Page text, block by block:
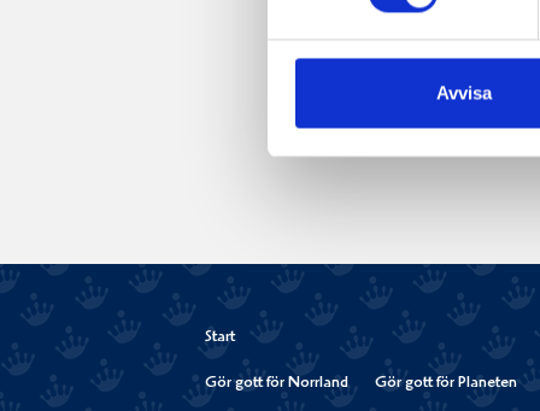
Avvisa
Start
Gör gott för Norrland Gör gott för Planeten